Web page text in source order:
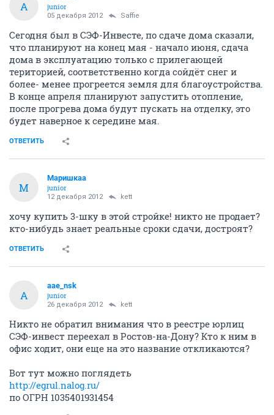
A
junior
05 декабря 2012 Saffie
Сегодня был в СЭФ-Инвесте, по сдаче дома сказали,
что планируют на конец мая - начало июня, сдача
дома в эксплуатацию только с прилегающей
територией, соответственно когда сойдёт снег и
более- менее прогреется земля для благоустройства.
В конце апреля планируют запустить отопление,
после прогрева дома будут пускать на отделку, это
будет наверное к середине мая.
ОТВЕТИТЬ
М
Маришкаа
junior
12 декабря 2012 kett
хочу купить 3-шку в этой стройке! никто не продает?
кто-нибудь знает реальные сроки сдачи, достроят?
ОТВЕТИТЬ
A
aae_nsk
junior
26 декабря 2012 kett
Никто не обратил внимания что в реестре юрлиц
СЭФ-инвест переехал в Ростов-на-Дону? Кто к ним в
офис ходит, они еще на это название откликаются?
Вот тут можно поглядеть
http://egrul.nalog.ru/
по ОГРН 1035401931454